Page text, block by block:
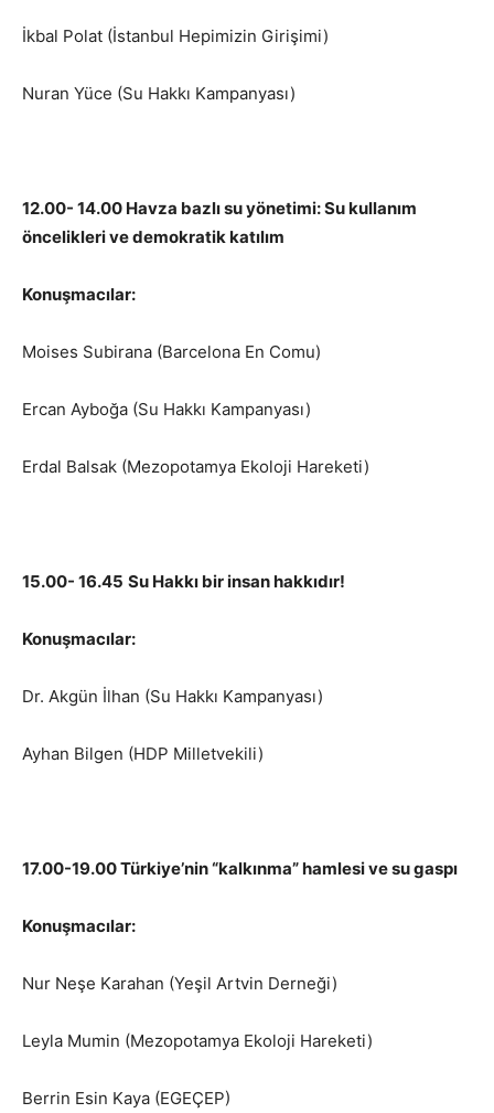
İkbal Polat (İstanbul Hepimizin Girişimi)
Nuran Yüce (Su Hakkı Kampanyası)
12.00- 14.00 Havza bazlı su yönetimi: Su kullanım
öncelikleri ve demokratik katılım
Konuşmacılar:
Moises Subirana (Barcelona En Comu)
Ercan Ayboğa (Su Hakkı Kampanyası)
Erdal Balsak (Mezopotamya Ekoloji Hareketi)
15.00- 16.45 Su Hakkı bir insan hakkıdır!
Konuşmacılar:
Dr. Akgün İlhan (Su Hakkı Kampanyası)
Ayhan Bilgen (HDP Milletvekili)
17.00-19.00 Türkiye’nin “kalkınma” hamlesi ve su gaspı
Konuşmacılar:
Nur Neşe Karahan (Yeşil Artvin Derneği)
Leyla Mumin (Mezopotamya Ekoloji Hareketi)
Berrin Esin Kaya (EGEÇEP)